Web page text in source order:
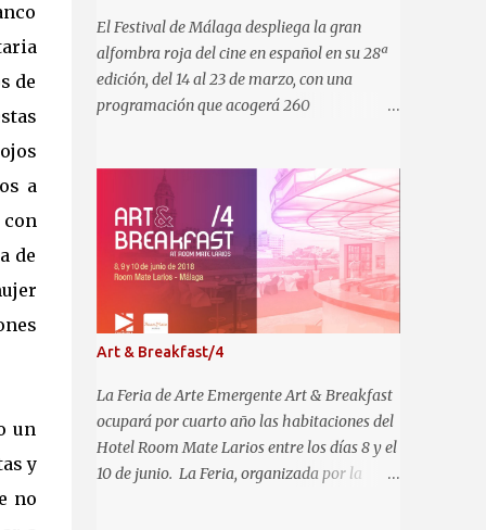
de
a
de
un
y
no
El Festival de Málaga despliega la gran
alfombra roja del cine en español en su 28ª
edición, del 14 al 23 de marzo, con una
programación que acogerá 260
cortometrajes, series de TV, etc) y una gran
variedad de contenidos y actividades
paralelas para todos los públicos y un nuevo
espacio, La Villa del Mar, en la playa de la
Malagueta. Asimismo, el certamen
malagueño se convertirá de nuevo en punto
de encuentro del audiovisual en español en
su consolidada área de Industria MAFIZ. La
Sección Oficial a concurso incluye 22
películas (15 españolas y 7
latinoamericanas). A ellas hay que sumar 21
películas (16 españolas y 5 latinas) en
Art & Breakfast/4
La Feria de Arte Emergente Art & Breakfast
ocupará por cuarto año las habitaciones del
Hotel Room Mate Larios entre los días 8 y el
10 de junio. La Feria, organizada por la